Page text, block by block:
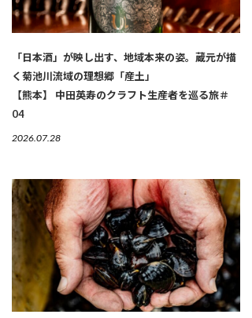
「日本酒」が映し出す、地域本来の姿。蔵元が描
く菊池川流域の理想郷「産土」
【熊本】 中田英寿のクラフト生産者を巡る旅＃
04
2026.07.28